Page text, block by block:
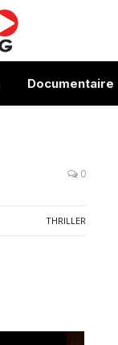
Documentaire
0
THRILLER